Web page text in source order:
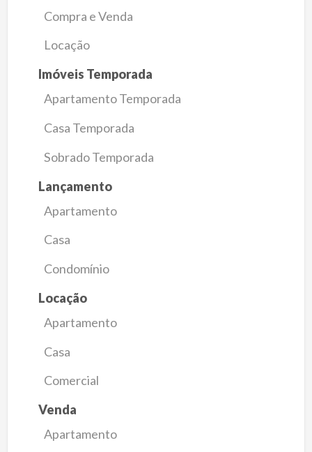
Compra e Venda
Locação
Imóveis Temporada
Apartamento Temporada
Casa Temporada
Sobrado Temporada
Lançamento
Apartamento
Casa
Condomínio
Locação
Apartamento
Casa
Comercial
Venda
Apartamento